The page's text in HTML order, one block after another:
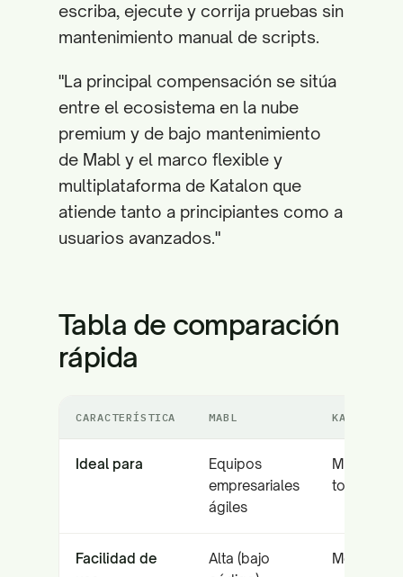
escriba, ejecute y corrija pruebas sin
mantenimiento manual de scripts.
"La principal compensación se sitúa
entre el ecosistema en la nube
premium y de bajo mantenimiento
de Mabl y el marco flexible y
multiplataforma de Katalon que
atiende tanto a principiantes como a
usuarios avanzados."
Tabla de comparación
rápida
CARACTERÍSTICA MABL KATALON
Ideal para
Equipos
empresariales
ágiles
todo en
Facilidad de
Alta (bajo
Media